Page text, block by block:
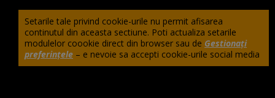
Setarile tale privind cookie-urile nu permit afisarea
continutul din aceasta sectiune. Poti actualiza setarile
modulelor coookie direct din browser sau de Gestionați
preferințele – e nevoie sa accepti cookie-urile social media